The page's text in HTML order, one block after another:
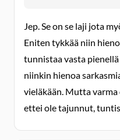
Jep. Se on se laji jota
Eniten tykkää niin
tunnistaa vasta
niinkin hienoa
vieläkään. Mutta varma
ettei ole tajunnut,